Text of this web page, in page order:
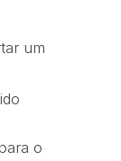
um
o